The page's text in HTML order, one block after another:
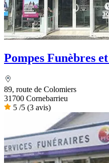
Pompes Funèbres
89, route de Colomiers
31700 Cornebarrieu
5 /5 (3 avis)